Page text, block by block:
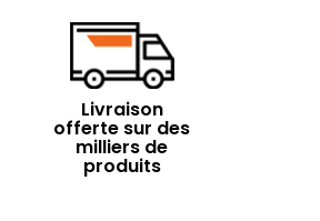
Livraison
offerte sur des
milliers de
produits